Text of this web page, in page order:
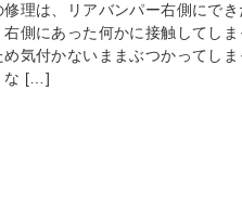
修理は、リアバンパー右側にで
右側にあった何かに接触してし
め気付かないままぶつかってし
な […]